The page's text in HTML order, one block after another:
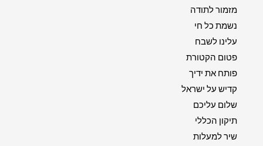
מזמור לתודה
נשמת כל חי
עלינו לשבח
פטום הקטורת
פותח את ידיך
קדיש על ישראל
שלום עליכם
תיקון הכללי
שיר למעלות